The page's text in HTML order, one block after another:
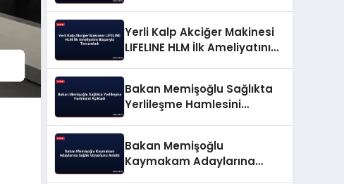
Yerli Kalp Akciğer Makinesi
LIFELINE HLM İlk Ameliyatını
Bakan Memişoğlu Sağlıkta
Yerlileşme Hamlesini
Bakan Memişoğlu
Kaymakam Adaylarına